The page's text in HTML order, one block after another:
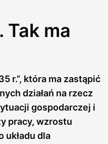
Tak ma
r.”, która ma zastąpić
działań na rzecz
gospodarczej i
pracy, wzrostu
dla